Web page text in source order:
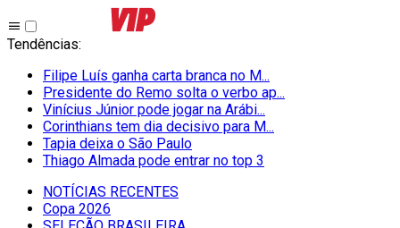
Tendências:
Filipe Luís ganha carta branca no M...
Presidente do Remo solta o verbo ap...
Vinícius Júnior pode jogar na Arábi...
Corinthians tem dia decisivo para M...
Tapia deixa o São Paulo
Thiago Almada pode entrar no top 3
NOTÍCIAS RECENTES
Copa 2026